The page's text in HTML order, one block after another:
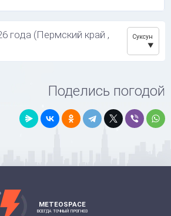
года (Пермский край ,
Суксун
Поделись погодой
METEOSPACE
ВСЕГДА ТОЧНЫЙ ПРОГНОЗ